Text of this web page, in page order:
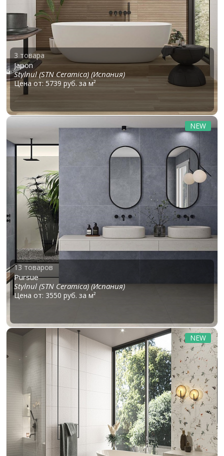
3 товара
Japon
Stylnul (STN Ceramica) (Испания)
Цена от: 5739 руб. за м²
NEW
13 товаров
Pursue
Stylnul (STN Ceramica) (Испания)
Цена от: 3550 руб. за м²
NEW